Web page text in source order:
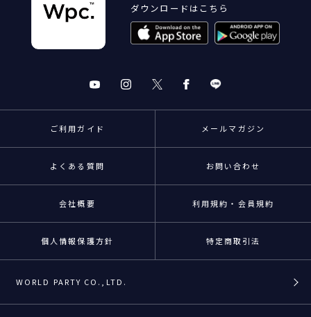
ダウンロードはこちら
ご利用ガイド メールマガジン
よくある質問 お問い合わせ
会社概要 利用規約・会員規約
個人情報保護方針 特定商取引法
WORLD PARTY CO.,LTD.